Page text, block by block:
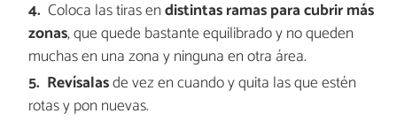
Coloca las tiras endistintas ramas para cubrir más
zonas, que quede bastante equilibrado y no queden
muchas en una zona y ninguna en otra área.
Revísalasde vez en cuando y quita las que estén
rotas y pon nuevas.